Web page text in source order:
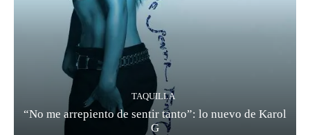
TAQUILLA
“No me arrepiento de sentir tanto”: lo nuevo de Karol
G